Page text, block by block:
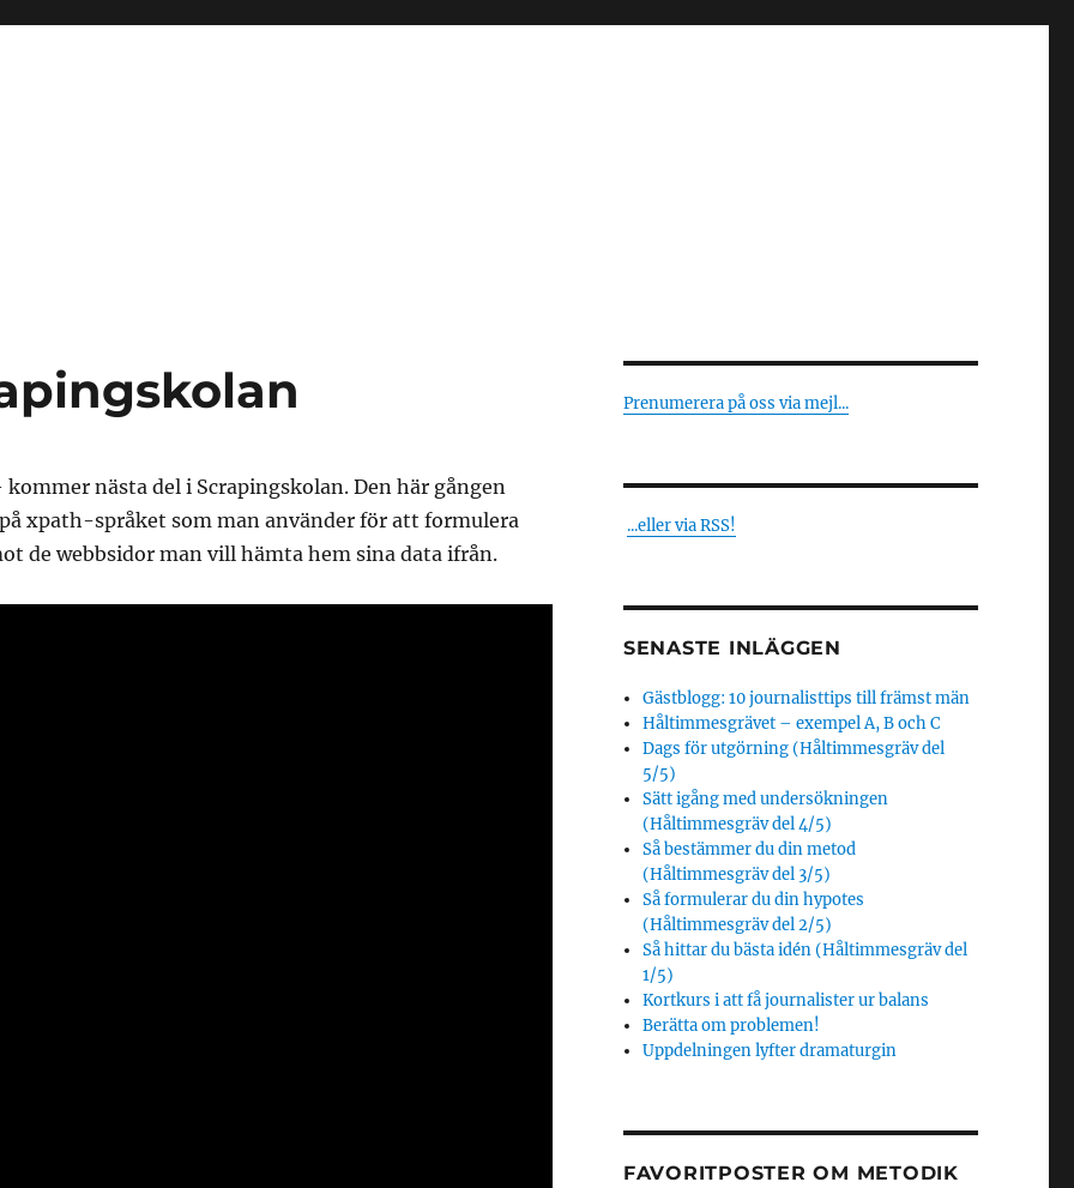
nästa del i Scrapingskolan. Den här gången
xpath-språket som man använder för att formulera
de webbsidor man vill hämta hem sina data ifrån.
Prenumerera på oss via mejl...
...eller via RSS!
SENASTE INLÄGGEN
Gästblogg: 10 journalisttips till främst män
Håltimmesgrävet – exempel A, B och C
Dags för utgörning (Håltimmesgräv del
5/5)
Sätt igång med undersökningen
(Håltimmesgräv del 4/5)
Så bestämmer du din metod
(Håltimmesgräv del 3/5)
Så formulerar du din hypotes
(Håltimmesgräv del 2/5)
Så hittar du bästa idén (Håltimmesgräv del
1/5)
Kortkurs i att få journalister ur balans
Berätta om problemen!
Uppdelningen lyfter dramaturgin
FAVORITPOSTER OM METODIK